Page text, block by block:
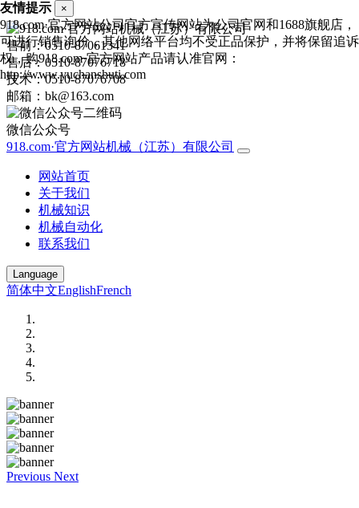
售前：0510-87061341
售后：0510-87076718
技术：0510-87076708
邮箱：bk@163.com
微信公众号
918.com·官方网站机械（江苏）有限公司
网站首页
关于我们
机械知识
机械自动化
联系我们
Language
简体中文EnglishFrench
Previous Next
友情提示 ×
918.com·官方网站公司官方宣传网站为公司官网和1688旗舰店，
可进行销售询价，其他网络平台均不受正品保护，并将保留追诉
权，购918.com·官方网站产品请认准官网：
http://www.yuchanshuti.com